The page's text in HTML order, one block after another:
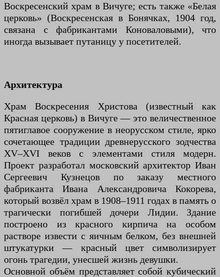
Воскресенский храм в Вичуге; есть также «Белая
церковь» (Воскресенская в Бонячках, 1904 год,
связана с фабрикантами Коноваловыми), что
иногда вызывает путаницу у посетителей.
Архитектура
Храм Воскресения Христова (известный как
Красная церковь) в Вичуге — это величественное
пятиглавое сооружение в неорусском стиле, ярко
сочетающее традиции древнерусского зодчества
XV–XVI веков с элементами стиля модерн.
Проект разработал московский архитектор Иван
Сергеевич Кузнецов по заказу местного
фабриканта Ивана Александровича Кокорева,
который возвёл храм в 1908–1911 годах в память о
трагически погибшей дочери Лидии. Здание
построено из красного кирпича на особом
растворе извести с яичным белком, без внешней
штукатурки — красный цвет символизирует
огонь трагедии, унесшей жизнь девушки.
Основной объём представляет собой кубический